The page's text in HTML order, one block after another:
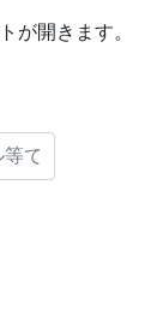
が開きます。